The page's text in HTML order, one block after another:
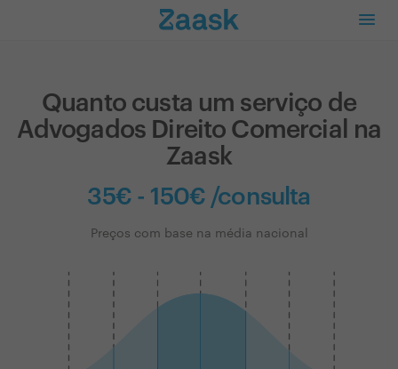
Quanto custa um serviço de
Advogados Direito Comercial na
Zaask
35€ - 150€ /consulta
Preços com base na média nacional